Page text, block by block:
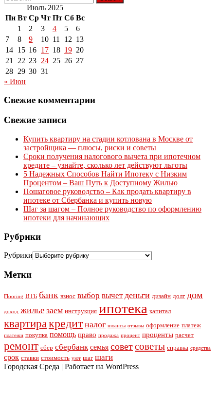
Июль 2025
Пн Вт Ср Чт Пт Сб Вс
1
2 3 4 5
6
7
8 9 10 11 12 13
14 15 16 17 18 19 20
21
22 23 24 25 26 27
28 29 30 31
« Июн
Свежие комментарии
Свежие записи
Купить квартиру на стадии котлована в Москве от
застройщика — плюсы, риски и советы
Сроки получения налогового вычета при ипотечном
кредите – узнайте, сколько лет действуют льготы
5 Надежных Способов Найти Ипотеку с Низким
Процентом – Ваш Путь к Доступному Жилью
Пошаговое руководство – Как продать квартиру в
ипотеке от Сбербанка и купить новую
Шаг за шагом – Полное руководство по оформлению
ипотеки для начинающих
Рубрики
Рубрики
Метки
Flooring ВТБ банк взнос выбор вычет деньги дизайн долг дом
доход жилье заем инструкция ипотека капитал
квартиракредит налог нюансы отзывы оформление платеж
платежи покупка помощь право продажа процент проценты расчет
ремонт сбер сбербанк семья советсоветы справка средства
срок ставки стоимость уют шаг шаги
Городская Среда | Работает на WordPress